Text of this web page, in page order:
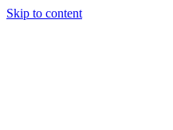
Skip to content